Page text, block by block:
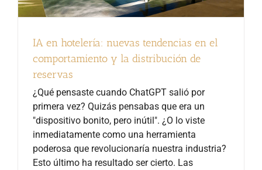
IA en hotelería: nuevas tendencias en el
comportamiento y la distribución de
reservas
¿Qué pensaste cuando ChatGPT salió por
primera vez? Quizás pensabas que era un
"dispositivo bonito, pero inútil". ¿O lo viste
inmediatamente como una herramienta
poderosa que revolucionaría nuestra industria?
Esto último ha resultado ser cierto. Las